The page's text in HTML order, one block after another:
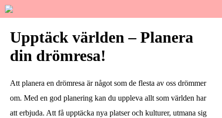
Upptäck världen – Planera
din drömresa!
Att planera en drömresa är något som de flesta av oss drömmer
om. Med en god planering kan du uppleva allt som världen har
att erbjuda. Att få upptäcka nya platser och kulturer, utmana sig